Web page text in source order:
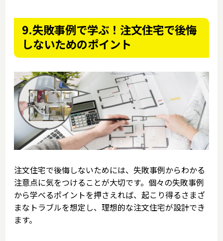
9.失敗事例で学ぶ！注文住宅で後悔
しないためのポイント
注文住宅で後悔しないためには、失敗事例からわかる
注意点に気をつけることが大切です。個々の失敗事例
から学べるポイントを押さえれば、起こり得るさまざ
まなトラブルを想定し、理想的な注文住宅が設計でき
ます。